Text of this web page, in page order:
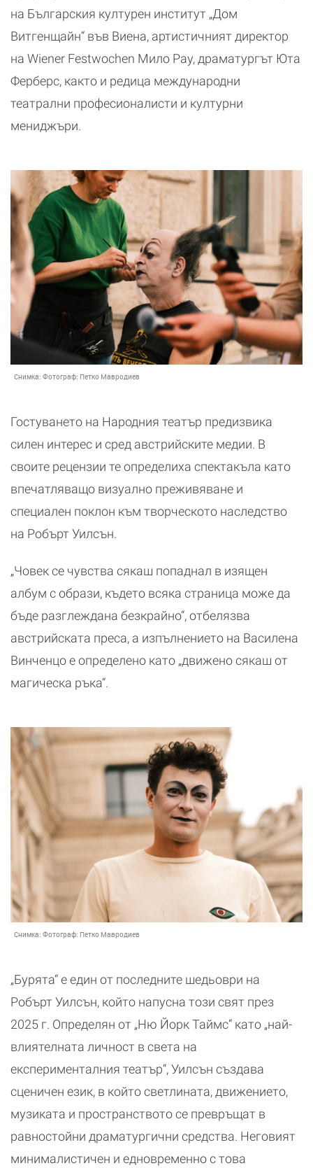
на Българския културен институт „Дом
Витгенщайн“ във Виена, артистичният директор
на Wiener Festwochen Мило Рау, драматургът Юта
Ферберс, както и редица международни
театрални професионалисти и културни
мениджъри.
Снимка: Фотограф: Петко Мавродиев
Гостуването на Народния театър предизвика
силен интерес и сред австрийските медии. В
своите рецензии те определиха спектакъла като
впечатляващо визуално преживяване и
специален поклон към творческото наследство
на Робърт Уилсън.
„Човек се чувства сякаш попаднал в изящен
албум с образи, където всяка страница може да
бъде разглеждана безкрайно“, отбелязва
австрийската преса, а изпълнението на Василена
Винченцо е определено като „движено сякаш от
магическа ръка“.
Снимка: Фотограф: Петко Мавродиев
„Бурята“ е един от последните шедьоври на
Робърт Уилсън, който напусна този свят през
2025 г. Определян от „Ню Йорк Таймс“ като „най-
влиятелната личност в света на
експерименталния театър“, Уилсън създава
сценичен език, в който светлината, движението,
музиката и пространството се превръщат в
равностойни драматургични средства. Неговият
минималистичен и едновременно с това